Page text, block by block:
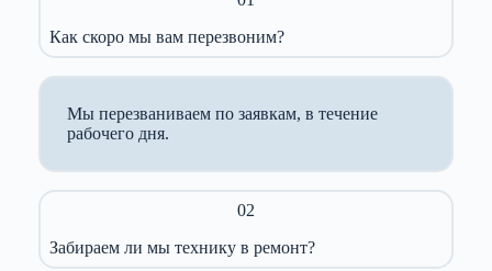
Как скоро мы вам перезвоним?
Мы перезваниваем по заявкам, в течение
рабочего дня.
02
Забираем ли мы технику в ремонт?